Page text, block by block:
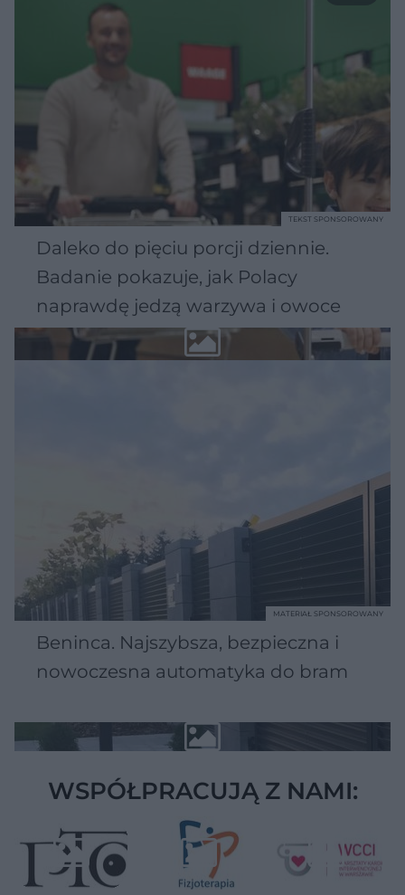
Daleko do pięciu porcji dziennie.
Badanie pokazuje, jak Polacy
naprawdę jedzą warzywa i owoce
TEKST SPONSOROWANY
Beninca. Najszybsza, bezpieczna i
nowoczesna automatyka do bram
MATERIAŁ SPONSOROWANY
WSPÓŁPRACUJĄ Z NAMI: